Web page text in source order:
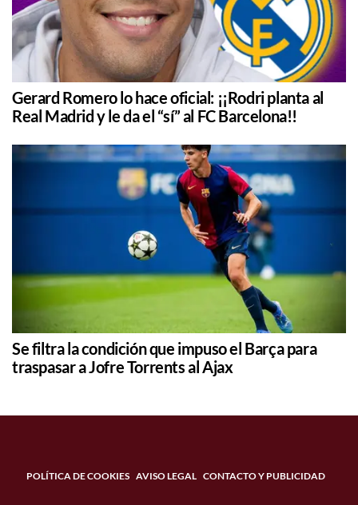
Gerard Romero lo hace oficial: ¡¡Rodri planta al
Real Madrid y le da el “sí” al FC Barcelona!!
Se filtra la condición que impuso el Barça para
traspasar a Jofre Torrents al Ajax
POLÍTICA DE COOKIES AVISO LEGAL CONTACTO Y PUBLICIDAD